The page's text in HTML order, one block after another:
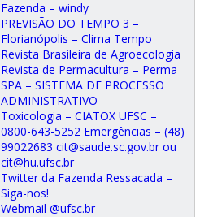
Fazenda – windy
PREVISÃO DO TEMPO 3 –
Florianópolis – Clima Tempo
Revista Brasileira de Agroecologia
Revista de Permacultura – Perma
SPA – SISTEMA DE PROCESSO
ADMINISTRATIVO
Toxicologia – CIATOX UFSC –
0800-643-5252 Emergências – (48)
99022683 cit@saude.sc.gov.br ou
cit@hu.ufsc.br
Twitter da Fazenda Ressacada –
Siga-nos!
Webmail @ufsc.br